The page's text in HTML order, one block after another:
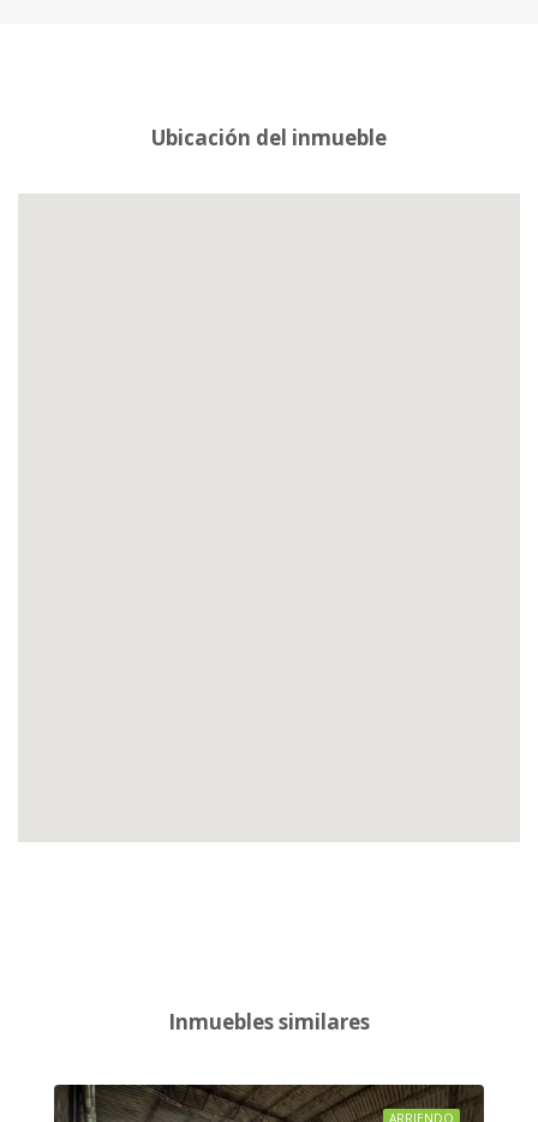
Ubicación del inmueble
Inmuebles similares
ARRIENDO